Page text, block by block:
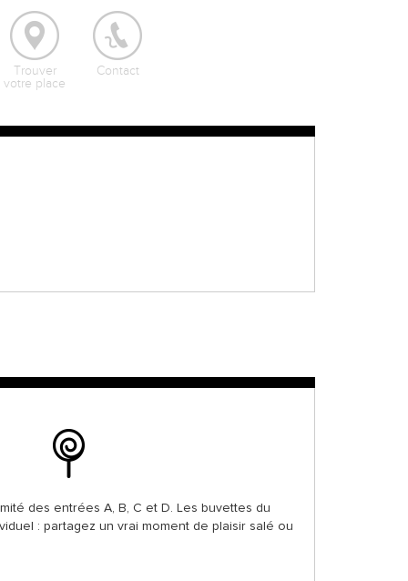
Trouver
votre place
Contact
des entrées A, B, C et D. Les buvettes du
: partagez un vrai moment de plaisir salé ou